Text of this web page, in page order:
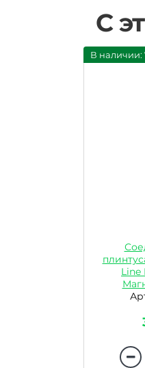
С
В наличии:
Line